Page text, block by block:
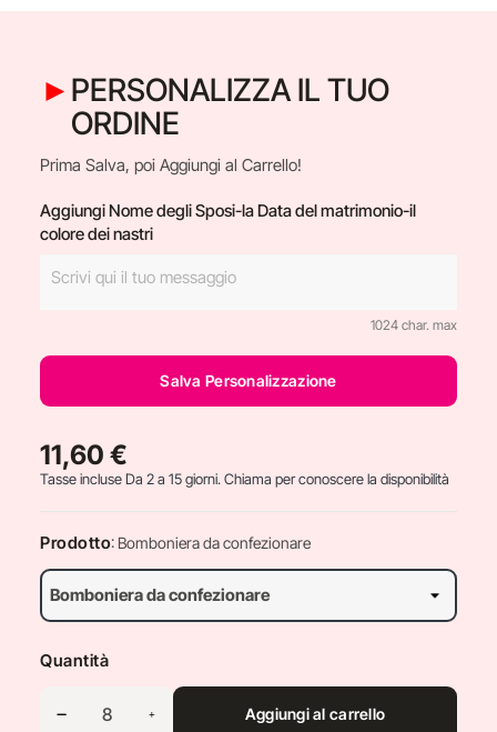
PERSONALIZZA IL TUO
ORDINE
Prima Salva, poi Aggiungi al Carrello!
Aggiungi Nome degli Sposi-la Data del matrimonio-il
colore dei nastri
1024 char. max
Salva Personalizzazione
11,60 €
Tasse incluseDa 2 a 15 giorni. Chiama per conoscere la disponibilità
Prodotto: Bomboniera da confezionare
Quantità
Aggiungi al carrello